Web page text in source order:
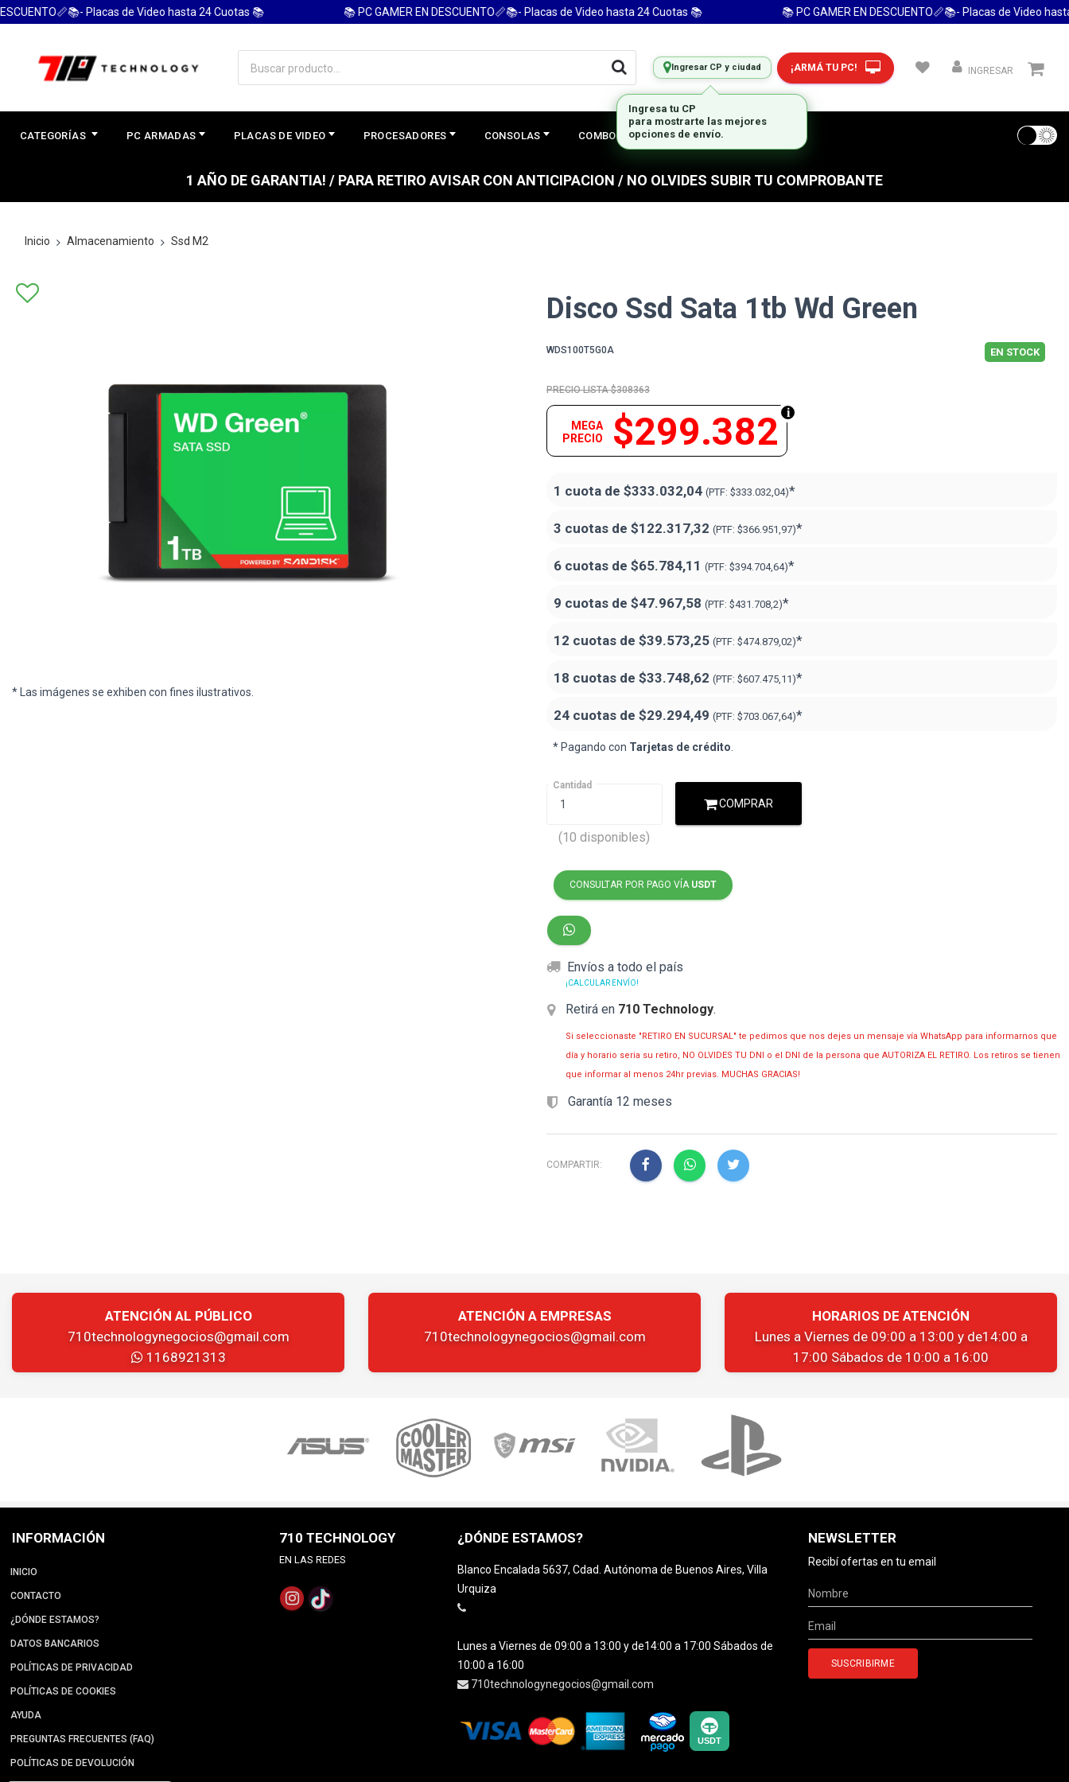
Placas de Video hasta 24 Cuotas 📚 📚 PC GAMER EN DESCUENTO📏📚- Placas de Video hasta 24 Cuotas 📚 📚 PC GAMER EN DESCUENTO📏📚- Placas de Video hasta
Ingresar CP y ciudad ¡ARMÁ TU PC! INGRESAR
CATEGORÍAS PC ARMADAS PLACAS DE VIDEO PROCESADORES CONSOLAS COMBOS PREGUNTAS FRECUENTES
1 AÑO DE GARANTIA! / PARA RETIRO AVISAR CON ANTICIPACION / NO OLVIDES SUBIR TU COMPROBANTE
Inicio Almacenamiento Ssd M2
* Las imágenes se exhiben con fines ilustrativos.
Disco Ssd Sata 1tb Wd Green
WDS100T5G0A EN STOCK
$308363
$299.382
MEGA
PRECIO
1 cuota de $333.032,04 (PTF: $333.032,04)*
3 cuotas de $122.317,32 (PTF: $366.951,97)*
6 cuotas de $65.784,11 (PTF: $394.704,64)*
9 cuotas de $47.967,58 (PTF: $431.708,2)*
12 cuotas de $39.573,25 (PTF: $474.879,02)*
18 cuotas de $33.748,62 (PTF: $607.475,11)*
24 cuotas de $29.294,49 (PTF: $703.067,64)*
* Pagando con Tarjetas de crédito
Cantidad
(10 disponibles)
COMPRAR
CONSULTAR POR PAGO VÍA USDT
Envíos a todo el país
¡CALCULAR ENVÍO!
Retirá en 710 Technology.
Si seleccionaste "RETIRO EN SUCURSAL" te pedimos que nos dejes un mensaje vía WhatsApp para informarnos que
día y horario seria su retiro, NO OLVIDES TU DNI o el DNI de la persona que AUTORIZA EL RETIRO. Los retiros se tienen
que informar al menos 24hr previas. MUCHAS GRACIAS!
Garantía 12 meses
COMPARTIR:
ATENCIÓN AL PÚBLICO
710technologynegocios@gmail.com
1168921313
ATENCIÓN A EMPRESAS
710technologynegocios@gmail.com
HORARIOS DE ATENCIÓN
Lunes a Viernes de 09:00 a 13:00 y de14:00 a
17:00 Sábados de 10:00 a 16:00
INFORMACIÓN
INICIO
CONTACTO
¿DÓNDE ESTAMOS?
DATOS BANCARIOS
POLÍTICAS DE PRIVACIDAD
POLÍTICAS DE COOKIES
AYUDA
PREGUNTAS FRECUENTES (FAQ)
POLÍTICAS DE DEVOLUCIÓN
710 TECHNOLOGY
EN LAS REDES
¿DÓNDE ESTAMOS?
Blanco Encalada 5637, Cdad. Autónoma de Buenos Aires, Villa
Urquiza
Lunes a Viernes de 09:00 a 13:00 y de14:00 a 17:00 Sábados de
10:00 a 16:00
710technologynegocios@gmail.com
NEWSLETTER
Recibí ofertas en tu email
Ingresa tu CP
para mostrarte las mejores
opciones de envío.